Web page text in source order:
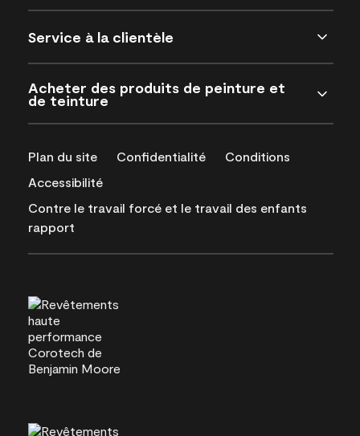
Service à la clientèle
Acheter des produits de peinture et
de teinture
Plan du site Confidentialité
Conditions
Accessibilité
Contre le travail forcé et le travail des enfants
rapport